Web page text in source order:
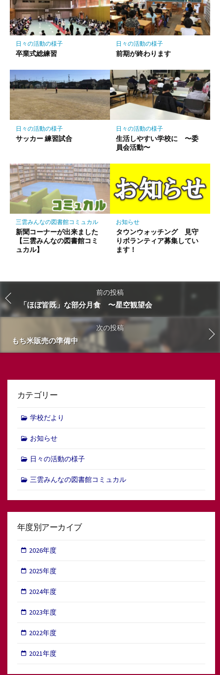
ー
ク
に
日々の活動の様子
卒業式総練習
日々の活動の様子
前期が終わります
日々の活動の様子
サッカー 練習試合
日々の活動の様子
生活しやすい学校に 〜委
員会活動〜
三雲みんなの図書館コミュカル
新聞コーナーが出来ました
【三雲みんなの図書館コミ
ュカル】
お知らせ
タウンウォッチング 見守
りボランティア募集してい
ます！
前の投稿
「ほぼ皆既」な部分月食 〜星空観望会
次の投稿
もち米販売の準備中
カテゴリー
学校だより
お知らせ
日々の活動の様子
三雲みんなの図書館コミュカル
年度別アーカイブ
2026年度
2025年度
2024年度
2023年度
2022年度
2021年度